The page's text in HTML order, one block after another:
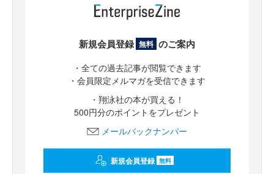
新規会員登録 無料 のご案内
・全ての過去記事が閲覧できます
・会員限定メルマガを受信できます
・翔泳社の本が買える！
500円分のポイントをプレゼント
メールバックナンバー
新規会員登録 無料